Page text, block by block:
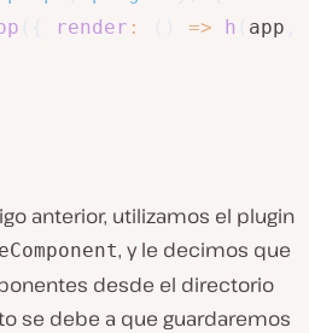
render : => h app
anterior, utilizamos el plugin
, y le decimos que
desde el directorio
se debe a que guardaremos